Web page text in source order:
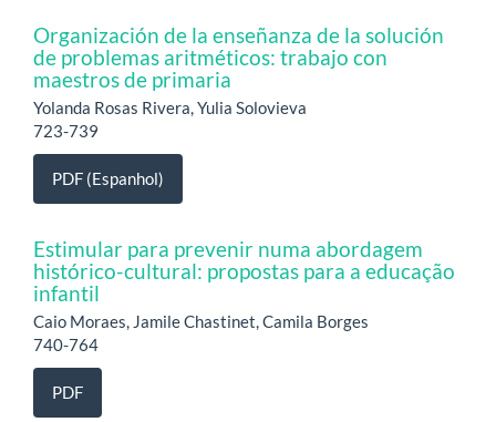
Organización de la enseñanza de la solución
de problemas aritméticos: trabajo con
maestros de primaria
Yolanda Rosas Rivera, Yulia Solovieva
723-739
PDF (Espanhol)
Estimular para prevenir numa abordagem
histórico-cultural: propostas para a educação
infantil
Caio Moraes, Jamile Chastinet, Camila Borges
740-764
PDF